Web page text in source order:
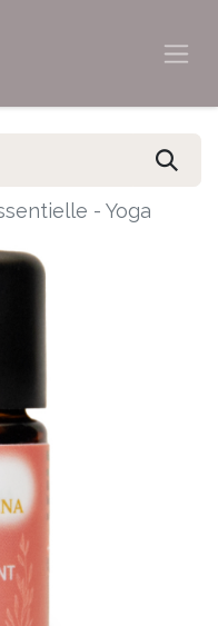
- Yoga